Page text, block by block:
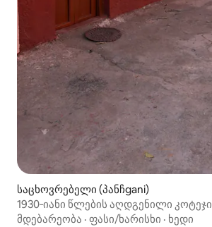
საცხოვრებელი (პანჩgani)
1930‑იანი წლების აღდგენილი კოტეჯი |
თვალწარმტაცი ხედები | პანჩგანი
მდებარეობა · ფასი/ხარისხი · ხედი